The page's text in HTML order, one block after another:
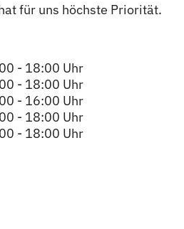
für uns höchste Priorität.
- 18:00 Uhr
- 18:00 Uhr
- 16:00 Uhr
- 18:00 Uhr
- 18:00 Uhr